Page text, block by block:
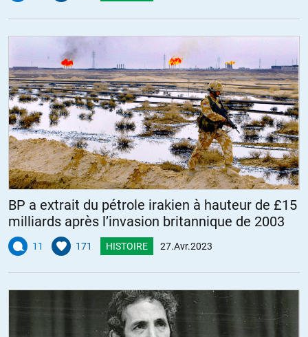
BP a extrait du pétrole irakien à hauteur de £15
milliards après l’invasion britannique de 2003
11 171 HISTOIRE 27.Avr.2023